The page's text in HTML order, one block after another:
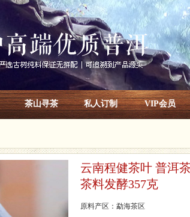
茶山寻茶 私人订制 VIP会员
云南程健茶叶 普洱
茶料发酵357克
原料产区：勐海茶区